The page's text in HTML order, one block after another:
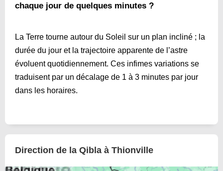
chaque jour de quelques minutes ?
La Terre tourne autour du Soleil sur un plan incliné ; la
durée du jour et la trajectoire apparente de l’astre
évoluent quotidiennement. Ces infimes variations se
traduisent par un décalage de 1 à 3 minutes par jour
dans les horaires.
Direction de la Qibla à Thionville